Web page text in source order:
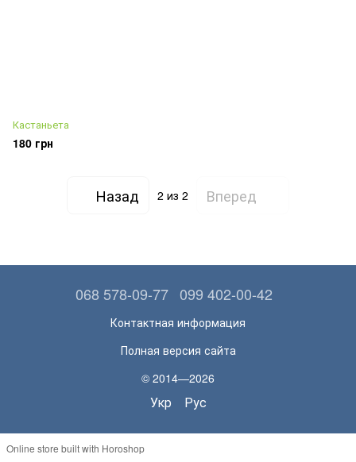
Кастаньета
180 грн
Назад 2 из 2 Вперед
068 578-09-77 099 402-00-42
Контактная информация
Полная версия сайта
© 2014—2026
Укр Рус
Online store built with Horoshop